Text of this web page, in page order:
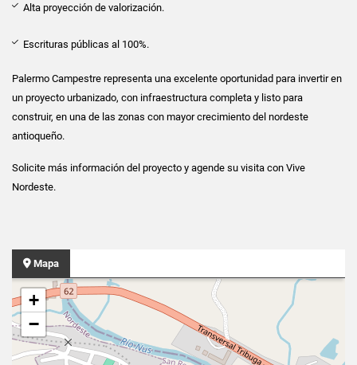
Alta proyección de valorización.
Escrituras públicas al 100%.
Palermo Campestre representa una excelente oportunidad para invertir en
un proyecto urbanizado, con infraestructura completa y listo para
construir, en una de las zonas con mayor crecimiento del nordeste
antioqueño.
Solicite más información del proyecto y agende su visita con Vive
Nordeste.
Mapa
+
−